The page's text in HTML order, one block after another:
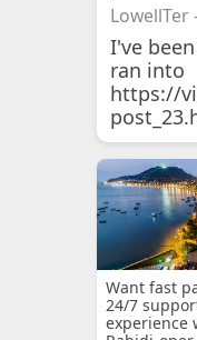
LowellTer
I've
ran into
https://
Want fast
24/7
experience